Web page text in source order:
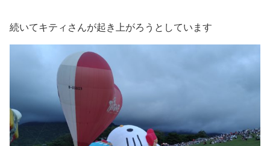
続いてキティさんが起き上がろうとしています